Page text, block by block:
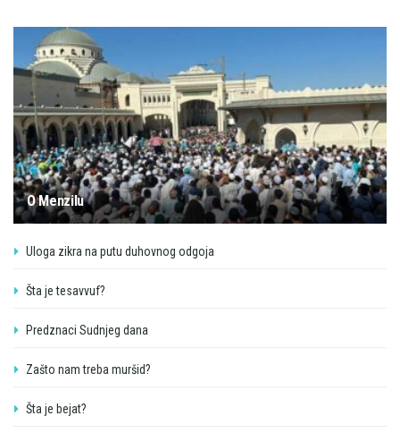
O Menzilu
Uloga zikra na putu duhovnog odgoja
Šta je tesavvuf?
Predznaci Sudnjeg dana
Zašto nam treba muršid?
Šta je bejat?